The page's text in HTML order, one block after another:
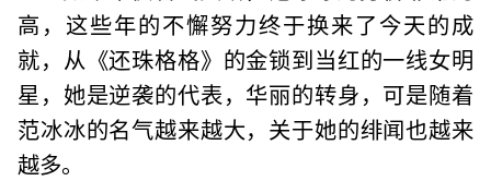
高，这些年的不懈努力终于换来了今天的成
就，从《还珠格格》的金锁到当红的一线女明
星，她是逆袭的代表，华丽的转身，可是随着
范冰冰的名气越来越大，关于她的绯闻也越来
越多。